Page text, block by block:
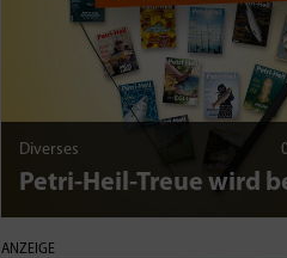
Diverses
Petri-Heil-Treue wird
ANZEIGE